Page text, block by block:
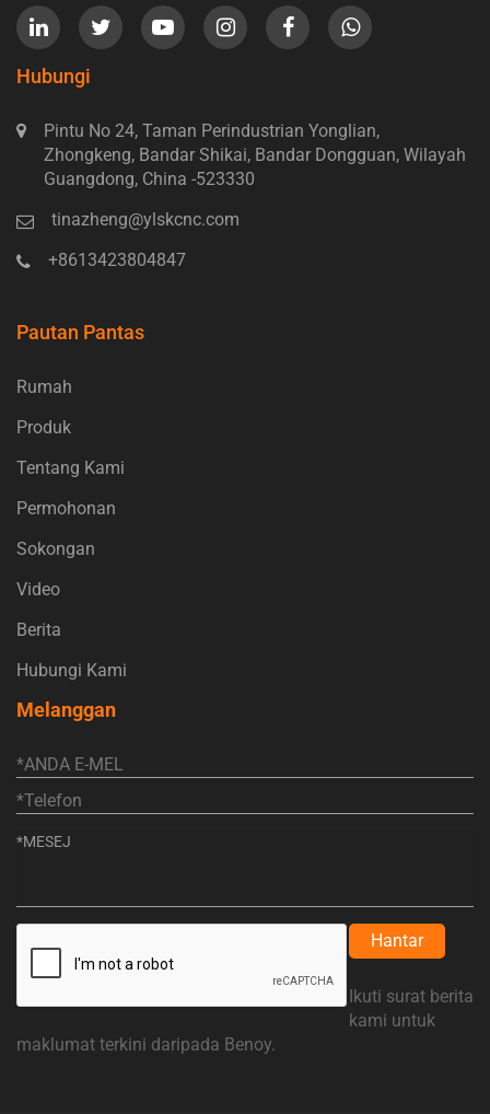
Hubungi
Pintu No 24, Taman Perindustrian Yonglian,
Zhongkeng, Bandar Shikai, Bandar Dongguan, Wilayah
Guangdong, China -523330
tinazheng@ylskcnc.com
+8613423804847
Pautan Pantas
Rumah
Produk
Tentang Kami
Permohonan
Sokongan
Video
Berita
Hubungi Kami
Melanggan
Hantar
Ikuti surat berita
kami untuk
maklumat terkini daripada Benoy.